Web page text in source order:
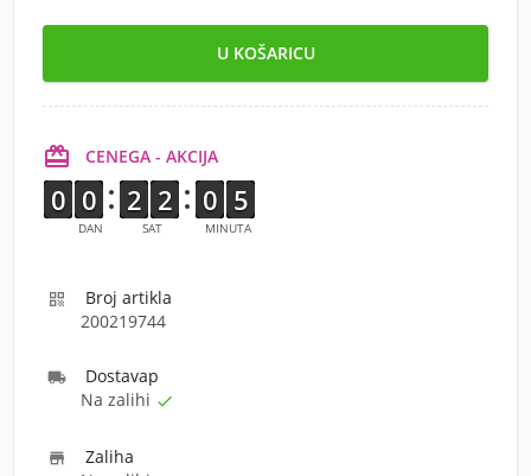
 CENEGA - AKCIJA
DAN
9
9
0
0 9
9
0
0
SAT
1
1
2
2 1
1
2
2
MINUTA
9
9
0
0 4
4
5
5

Broj artikla
200219744
 Dostavap
Na zalihi 

Zaliha